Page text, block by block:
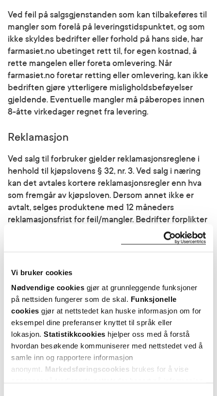
Vi bruker cookies
Nødvendige cookies gjør at grunnleggende funksjoner
på nettsiden fungerer som de skal. Funksjonelle
cookies gjør at nettstedet kan huske informasjon om for
eksempel dine preferanser knyttet til språk eller
lokasjon. Statistikkcookies hjelper oss med å forstå
hvordan besøkende kommuniserer med nettstedet ved å
samle inn og rapportere informasjon
anonymt. Markedsføringscookies brukes for å vise
Ved feil på salgsgjenstanden som kan tilbakeføres til
mangler som forelå på leveringstidspunktet, og som
ikke skyldes bedrifter eller forhold på hans side, har
farmasiet.no ubetinget rett til, for egen kostnad, å
rette mangelen eller foreta omlevering. Når
farmasiet.no foretar retting eller omlevering, kan ikke
bedriften gjøre ytterligere misligholdsbeføyelser
gjeldende. Eventuelle mangler må påberopes innen
8-åtte virkedager regnet fra levering.
Reklamasjon
Ved salg til forbruker gjelder reklamasjonsreglene i
henhold til kjøpslovens § 32, nr. 3. Ved salg i næring
kan det avtales kortere reklamasjonsregler enn hva
som fremgår av kjøpsloven. Dersom annet ikke er
avtalt, selges produktene med 12 måneders
reklamasjonsfrist for feil/mangler. Bedrifter forplikter
seg til uten ugrunnet opphold å reklamere
eventuelle uoverensstemmelser mellom ordre og
produktene, kontrollere at disse er
etter mottak reklamere eventuelle avvik. Eventuell
garanti til bedrifter og dennes kunder vil følge den
fra produsenten fastsatte garanti for produktet.
farmasiet.no gir ikke bedrifter eller dennes kunder
egen garanti på produktene.
Erstatningsansvar